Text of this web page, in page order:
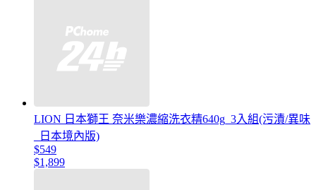
LION 日本獅王 奈米樂濃縮洗衣精640g_3入組(污漬/異味
_日本境內版)
$549
$1,899